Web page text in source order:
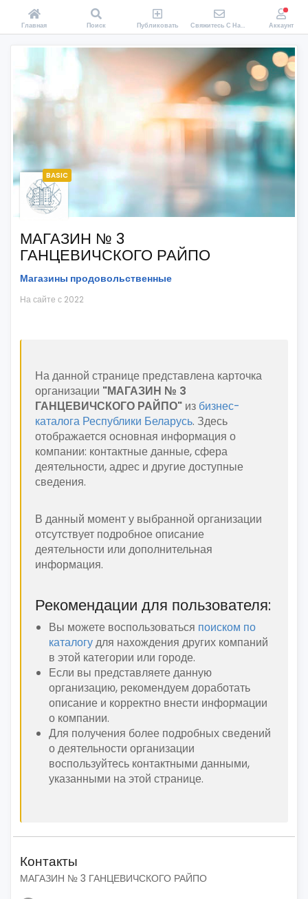
BASIC
МАГАЗИН № 3
ГАНЦЕВИЧСКОГО РАЙПО
Магазины продовольственные
На сайте с 2022
На данной странице представлена карточка
организации "МАГАЗИН № 3
ГАНЦЕВИЧСКОГО РАЙПО" из бизнес-
каталога Республики Беларусь. Здесь
отображается основная информация о
компании: контактные данные, сфера
деятельности, адрес и другие доступные
сведения.
В данный момент у выбранной организации
отсутствует подробное описание
деятельности или дополнительная
информация.
Рекомендации для пользователя:
Вы можете воспользоваться поиском по
каталогудля нахождения других компаний
в этой категории или городе.
Если вы представляете данную
организацию, рекомендуем доработать
описание и корректно внести информации
о компании.
Для получения более подробных сведений
о деятельности организации
воспользуйтесь контактными данными,
указанными на этой странице.
Контакты
МАГАЗИН № 3 ГАНЦЕВИЧСКОГО РАЙПО
Главная Поиск Публиковать Свяжитесь С Нами Аккаунт